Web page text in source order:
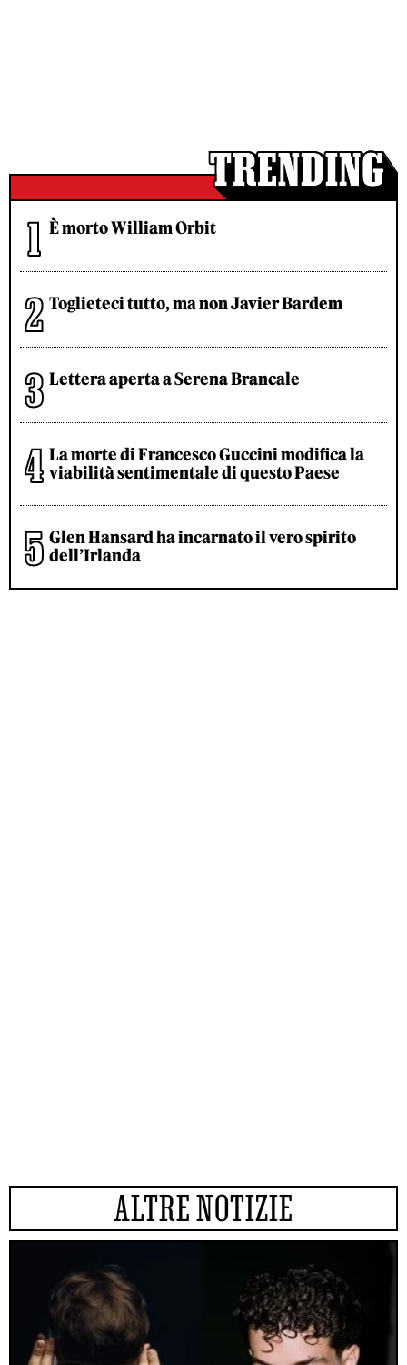
È morto William Orbit
Toglieteci tutto, ma non Javier Bardem
Lettera aperta a Serena Brancale
La morte di Francesco Guccini modifica la
viabilità sentimentale di questo Paese
Glen Hansard ha incarnato il vero spirito
dell’Irlanda
ALTRE NOTIZIE